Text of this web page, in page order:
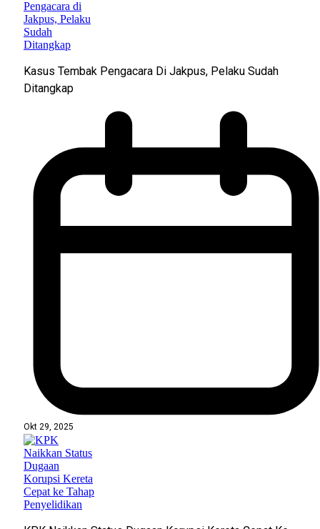
Kasus Tembak Pengacara Di Jakpus, Pelaku Sudah
Ditangkap
Okt 29, 2025